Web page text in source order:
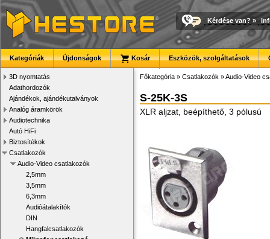
Kérdése van? »
Kategóriák Újdonságok Kosár Eszközök, szolgáltatások
3D nyomtatás
Adathordozók
Ajándékok, ajándékutalványok
Analóg áramkörök
Audiotechnika
Autó HiFi
Biztosítékok
Csatlakozók
Audio-Video csatlakozók
2,5mm
3,5mm
6,3mm
Audióátalakítók
DIN
Hangfalcsatlakozók
Főkategória » Csatlakozók »Audio-Video
S-25K-3S
XLR aljzat, beépíthető, 3 pólusú